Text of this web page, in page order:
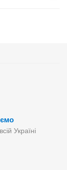
Україні